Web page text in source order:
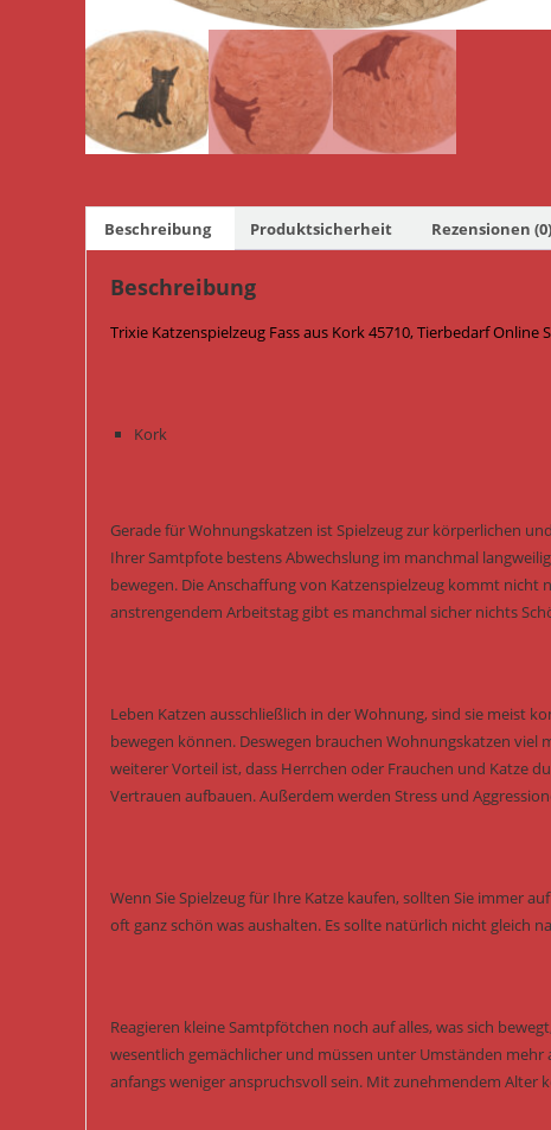
Beschreibung Produktsicherheit Rezensionen (0)
Beschreibung
Trixie Katzenspielzeug Fass aus Kork 45710, Tierbedarf Online
Kork
Gerade für Wohnungskatzen ist Spielzeug zur körperlichen
Ihrer Samtpfote bestens Abwechslung im manchmal
bewegen. Die Anschaffung von Katzenspielzeug kommt
anstrengendem Arbeitstag gibt es manchmal sicher nichts
Leben Katzen ausschließlich in der Wohnung, sind sie meist
bewegen können. Deswegen brauchen Wohnungskatzen viel
weiterer Vorteil ist, dass Herrchen oder Frauchen und Katze
Vertrauen aufbauen. Außerdem werden Stress und
Wenn Sie Spielzeug für Ihre Katze kaufen, sollten Sie immer
oft ganz schön was aushalten. Es sollte natürlich nicht gleich
Reagieren kleine Samtpfötchen noch auf alles, was sich
wesentlich gemächlicher und müssen unter Umständen
anfangs weniger anspruchsvoll sein. Mit zunehmendem Alter